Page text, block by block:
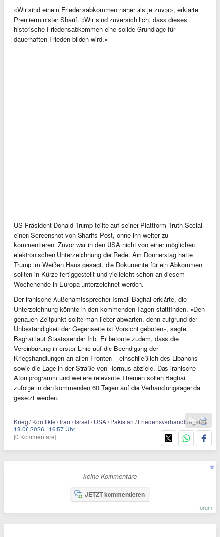
«Wir sind einem Friedensabkommen näher als je zuvor», erklärte
Premierminister Sharif. «Wir sind zuversichtlich, dass dieses
historische Friedensabkommen eine solide Grundlage für
dauerhaften Frieden bilden wird.»
US-Präsident Donald Trump teilte auf seiner Plattform Truth Social
einen Screenshot von Sharifs Post, ohne ihn weiter zu
kommentieren. Zuvor war in den USA nicht von einer möglichen
elektronischen Unterzeichnung die Rede. Am Donnerstag hatte
Trump im Weißen Haus gesagt, die Dokumente für ein Abkommen
sollten in Kürze fertiggestellt und vielleicht schon an diesem
Wochenende in Europa unterzeichnet werden.
Der iranische Außenamtssprecher Ismail Baghai erklärte, die
Unterzeichnung könnte in den kommenden Tagen stattfinden. «Den
genauen Zeitpunkt sollte man lieber abwarten, denn aufgrund der
Unbeständigkeit der Gegenseite ist Vorsicht geboten», sagte
Baghai laut Staatssender Irib. Er betonte zudem, dass die
Vereinbarung in erster Linie auf die Beendigung der
Kriegshandlungen an allen Fronten – einschließlich des Libanons –
sowie die Lage in der Straße von Hormus abziele. Das iranische
Atomprogramm und weitere relevante Themen sollen Baghai
zufolge in den kommenden 60 Tagen auf die Verhandlungsagenda
gesetzt werden.
Krieg / Konflikte / Iran / Israel / USA / Pakistan / Friedensverhandlungen
13.06.2026 · 16:57 Uhr
[0 Kommentare]
- keine Kommentare -
JETZT kommentieren
forum